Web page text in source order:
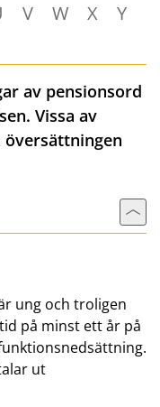
V W X
Y
av pensionsord
Vissa av
översättningen
Till
ung och troligen
på minst ett år på
ut